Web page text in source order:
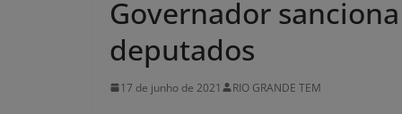
Governador
deputados
17 de junho de 2021 RIO GRANDE TEM